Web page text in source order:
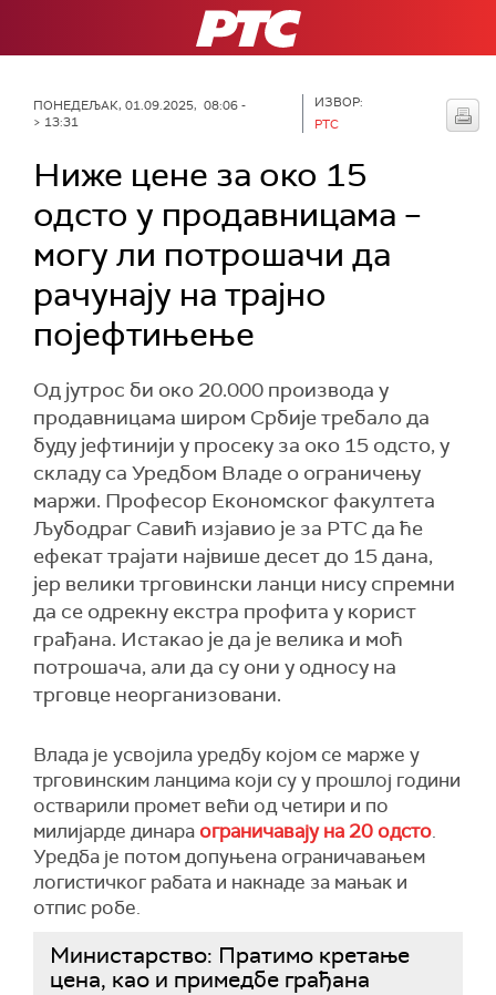
РТС
ПОНЕДЕЉАК, 01.09.2025, 08:06 -
> 13:31
ИЗВОР:
РТС
Ниже цене за око 15
одсто у продавницама –
могу ли потрошачи да
рачунају на трајно
појефтињење
Од јутрос би око 20.000 производа у
продавницама широм Србије требало да
буду јефтинији у просеку за око 15 одсто, у
складу са Уредбом Владе о ограничењу
маржи. Професор Економског факултета
Љубодраг Савић изјавио је за РТС да ће
ефекат трајати највише десет до 15 дана,
јер велики трговински ланци нису спремни
да се одрекну екстра профита у корист
грађана. Истакао је да је велика и моћ
потрошача, али да су они у односу на
трговце неорганизовани.
Влада је усвојила уредбу којом се марже у
трговинским ланцима који су у прошлој години
остварили промет већи од четири и по
милијарде динара ограничавају на 20 одсто.
Уредба је потом допуњена ограничавањем
логистичког рабата и накнаде за мањак и
отпис робе.
Министарство: Пратимо кретање
цена, као и примедбе грађана